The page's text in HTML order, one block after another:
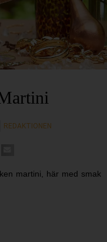
REDAKTIONEN
martini, här med smak